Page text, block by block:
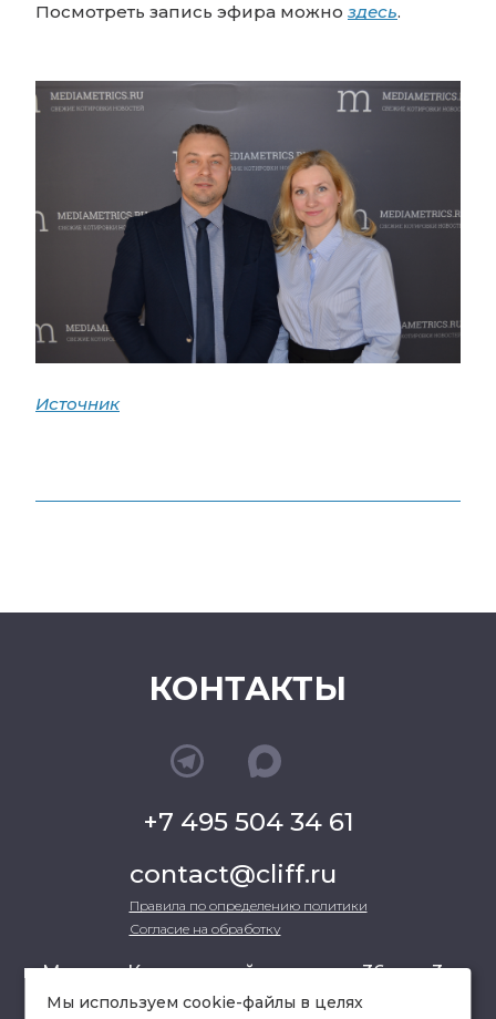
Посмотреть запись эфира можно здесь.
Источник
КОНТАКТЫ
+7 495 504 34 61
contact@cliff.ru
Правила по определению политики
Согласие на обработку
г. Москва, Кутузовский проспект 36, стр.3 ,
офис 301
Мы используем cookie-файлы в целях